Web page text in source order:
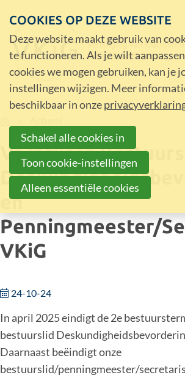
Vacatures
en
Penningmeester/
VKiG
24-10-24
In april 2025 eindigt de 2e
bestuurslid
Daarnaast beëindigt onze
bestuurslid/penningmeester/
COOKIES OP DEZE WEBSITE
Deze website maakt gebruik van
te functioneren. Als je wilt
cookies we mogen gebruiken, kan je
instellingen wijzigen. Meer
beschikbaar in onze
Schakel alle cookies in
Toon cookie-instellingen
Alleen essentiële cookies